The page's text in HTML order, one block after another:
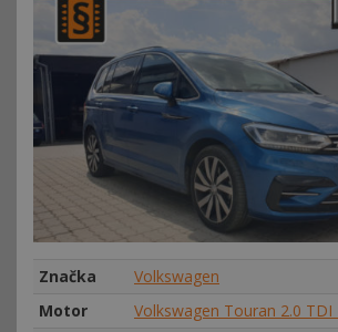
Značka
Volkswagen
Motor
Volkswagen Touran 2.0 TDI